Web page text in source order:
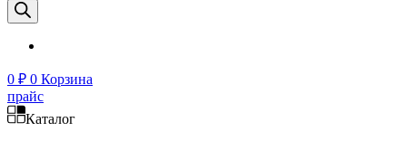
0 ₽ 0 Корзина
прайс
Каталог